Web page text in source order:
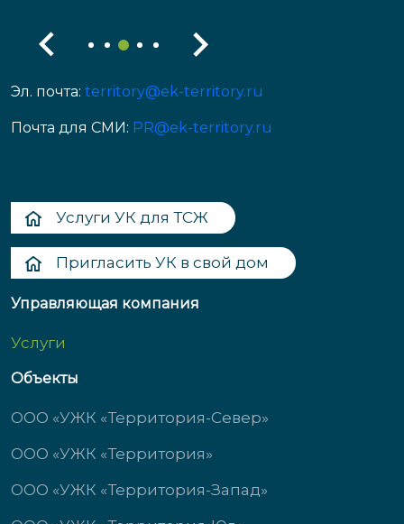
Эл. почта: territory@ek-territory.ru
Почта для СМИ: PR@ek-territory.ru
Услуги УК для ТСЖ
Пригласить УК в свой дом
Управляющая компания
Услуги
Объекты
ООО «УЖК «Территория-Север»
ООО «УЖК «Территория»
ООО «УЖК «Территория-Запад»